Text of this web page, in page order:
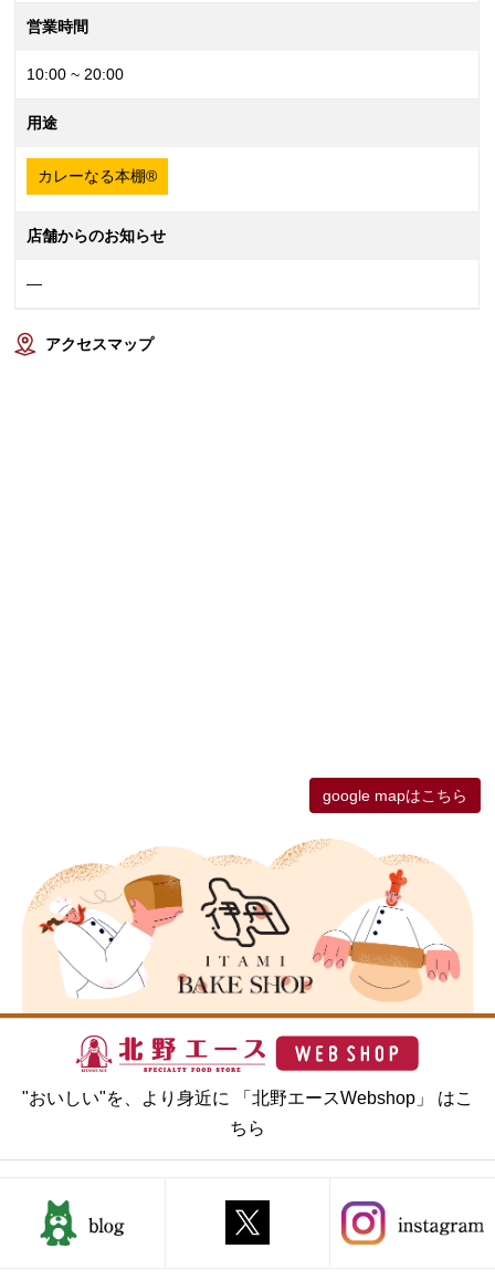
営業時間
10:00 ~ 20:00
用途
カレーなる本棚®
店舗からのお知らせ
—
アクセスマップ
google mapはこちら
"おいしい"を、より身近に 「北野エースWebshop」 はこ
ちら